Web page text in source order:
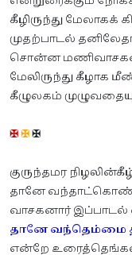
கீழிருந்து
முதற்பாடல்
சொன்ன
மேலிருந்து கீழாக
கீழுலகம்
✠✠✠
குருந்தமர
தானே
வாசகனார் இப்பாடல்
தானே வந்தெம்மை
என்றே